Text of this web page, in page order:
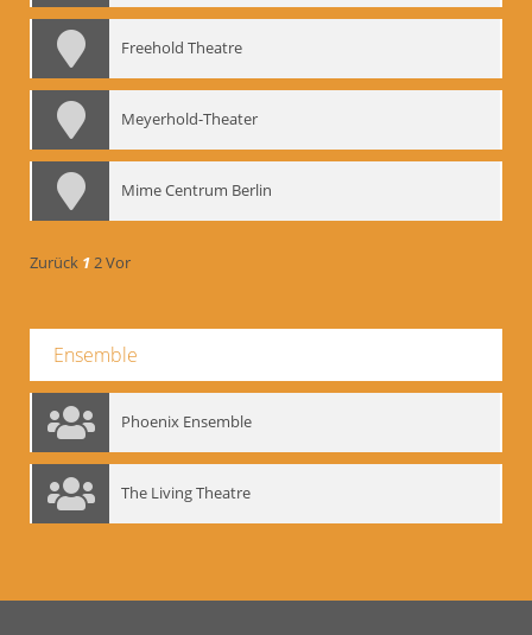
Freehold Theatre
Meyerhold-Theater
Mime Centrum Berlin
Zurück 12Vor
Ensemble
Phoenix Ensemble
The Living Theatre